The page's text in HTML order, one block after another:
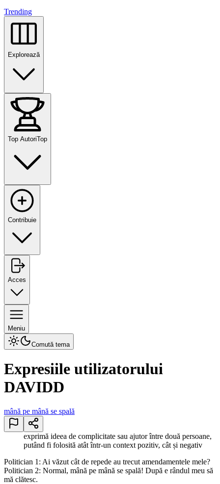
Trending
Explorează
Top AutoriTop
Contribuie
Acces
Meniu
Comută tema
Expresiile utilizatorului
DAVIDD
mână pe mână se spală
exprimă ideea de complicitate sau ajutor între două persoane,
putând fi folosită atât într-un context pozitiv, cât și negativ
Politician 1: Ai văzut cât de repede au trecut amendamentele mele?
Politician 2: Normal, mână pe mână se spală! După e rândul meu să
mă clătesc.